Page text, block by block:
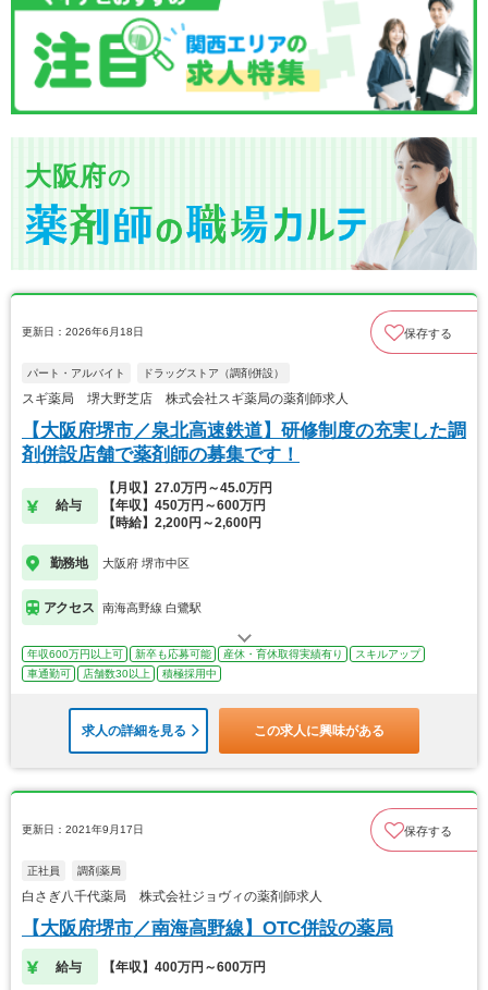
大阪府の
更新日：2026年6月18日 保存する
パート・アルバイト ドラッグストア（調剤併設）
スギ薬局 堺大野芝店 株式会社スギ薬局の薬剤師求人
【大阪府堺市／泉北高速鉄道】研修制度の充実した調
剤併設店舗で薬剤師の募集です！
給与
【月収】27.0万円～45.0万円
【年収】450万円～600万円
【時給】2,200円～2,600円
勤務地 大阪府 堺市中区
アクセス 南海高野線 白鷺駅
年収600万円以上可 新卒も応募可能 産休・育休取得実績有り
スキルアップ
車通勤可
店舗数30以上 積極採用中
求人の詳細を見る この求人に興味がある
更新日：2021年9月17日 保存する
正社員 調剤薬局
白さぎ八千代薬局 株式会社ジョヴィの薬剤師求人
【大阪府堺市／南海高野線】OTC併設の薬局
給与 【年収】400万円～600万円